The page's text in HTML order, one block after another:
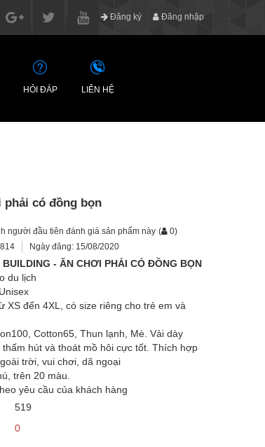
Đăng ký Đăng nhập
HỎI ĐÁP LIÊN HỆ
có đồng bọn
người đầu tiên đánh giá sản phẩm này ( 0)
Ngày đăng: 15/08/2020
- ĂN CHƠI PHẢI CÓ ĐỒNG BỌN
du lịch
XS đến 4XL, có size riêng cho trẻ em và
Cotton65, Thun lạnh, Mè. Vải dày
hút và thoát mồ hôi cực tốt. Thích hợp
trời, vui chơi, dã ngoại
trên 20 màu.
yêu cầu của khách hàng
519
0